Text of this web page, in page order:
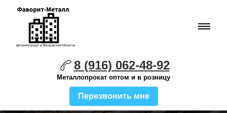
8 (916) 062-48-92
Металлопрокат оптом и в розницу
Перезвонить мне